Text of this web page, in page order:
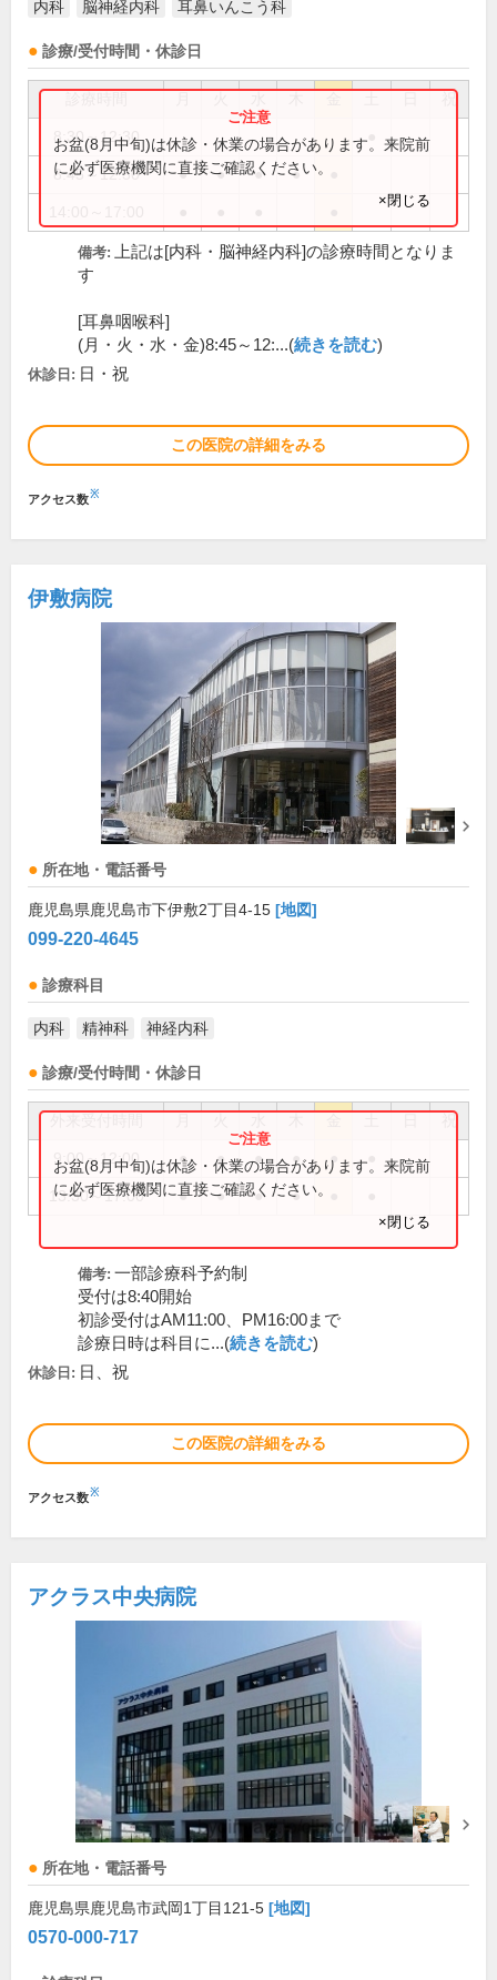
内科 脳神経内科 耳鼻いんこう科
診療/受付時間・休診日
祝
8:30～12:30
8:45～12:30 ● ● ● ●
お盆(8月中旬)は休診・休業の場合があります。来院前
に必ず医療機関に直接ご確認ください。
×閉じる
備考:
上記は[内科・脳神経内科]の診療時間となりま
す
[耳鼻咽喉科]
(月・火・水・金)8:45～12:...(続きを読む)
休診日: 日・祝
この医院の詳細をみる
アクセス数※
伊敷病院
所在地・電話番号
鹿児島県鹿児島市下伊敷2丁目4-15 [地図]
099-220-4645
診療科目
内科 精神科 神経内科
診療/受付時間・休診日
祝
9:00～12:00 ● ● ● ● ●
13:30～17:00 ● ● ● ●
お盆(8月中旬)は休診・休業の場合があります。来院前
に必ず医療機関に直接ご確認ください。
×閉じる
備考: 一部診療科予約制
受付は8:40開始
初診受付はAM11:00、PM16:00まで
診療日時は科目に...(続きを読む)
休診日: 日、祝
この医院の詳細をみる
アクセス数※
アクラス中央病院
所在地・電話番号
鹿児島県鹿児島市武岡1丁目121-5 [地図]
0570-000-717